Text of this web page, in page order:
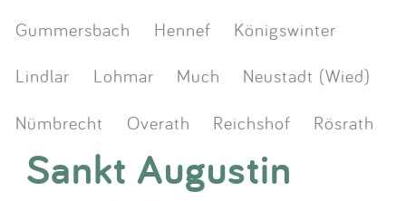
Gummersbach
Hennef
Königswinter
Lindlar
Lohmar Much
Neustadt (Wied)
Nümbrecht
Overath Reichshof Rösrath
Sankt Augustin